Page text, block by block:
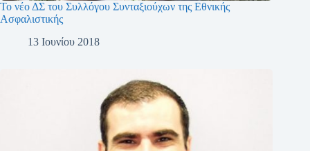
Το νέο ΔΣ του Συλλόγου Συνταξιούχων της Εθνικής
Ασφαλιστικής
13 Ιουνίου 2018